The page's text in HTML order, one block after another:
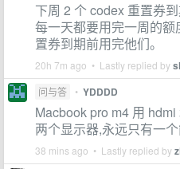
下周 2 个 codex 重置券
每一天都要用完一周的
置券到期前用完他们。
20h 7m ago • Lastly replied by
问与答 • YDDDD
Macbook pro m4 用
两个显示器,永远只有一
38 mins ago • Lastly replied by